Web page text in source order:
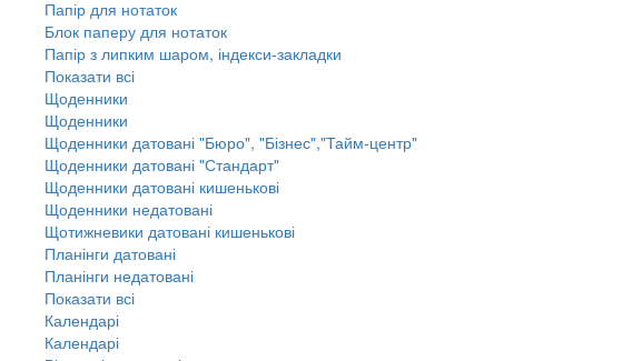
Папір для нотаток
Блок паперу для нотаток
Папір з липким шаром, індекси-закладки
Показати всі
Щоденники
Щоденники
Щоденники датовані "Бюро", "Бізнес","Тайм-центр"
Щоденники датовані "Стандарт"
Щоденники датовані кишенькові
Щоденники недатовані
Щотижневики датовані кишенькові
Планінги датовані
Планінги недатовані
Показати всі
Календарі
Календарі